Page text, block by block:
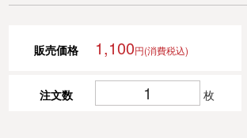
販売価格 1,100円(消費税込)
注文数 枚